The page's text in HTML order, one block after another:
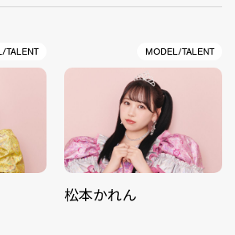
TALENT MODEL/TALENT
松本かれん